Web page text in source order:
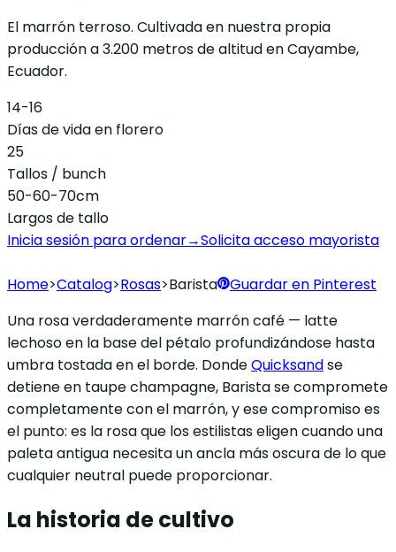
El marrón terroso. Cultivada en nuestra propia
producción a 3.200 metros de altitud en Cayambe,
Ecuador.
14-16
Días de vida en florero
25
Tallos / bunch
50-60-70cm
Largos de tallo
Inicia sesión para ordenar→Solicita acceso mayorista
Home>Catalog>Rosas>Barista
Guardar en Pinterest
Una rosa verdaderamente marrón café — latte
lechoso en la base del pétalo profundizándose hasta
umbra tostada en el borde. DondeQuicksandse
detiene en taupe champagne, Barista se compromete
completamente con el marrón, y ese compromiso es
el punto: es la rosa que los estilistas eligen cuando una
paleta antigua necesita un ancla más oscura de lo que
cualquier neutral puede proporcionar.
La historia de cultivo